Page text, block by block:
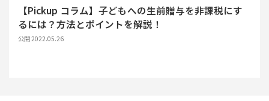
【Pickup コラム】子どもへの生前贈与を非課税にす
るには？方法とポイントを解説！
公開 2022.05.26